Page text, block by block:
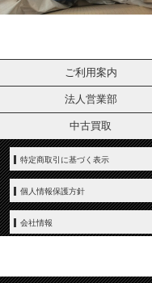
ご利用案内
法人営業部
中古買取
特定商取引に基づく表示
個人情報保護方針
会社情報